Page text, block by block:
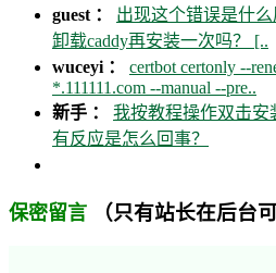
guest ： 出现这个错误是什
卸载caddy再安装一次吗？ [..
wuceyi ： certbot certonly --
*.111111.com --manual --pre..
新手 ： 我按教程操作双击安
有反应是怎么回事？
保密留言 （只有站长在后台可